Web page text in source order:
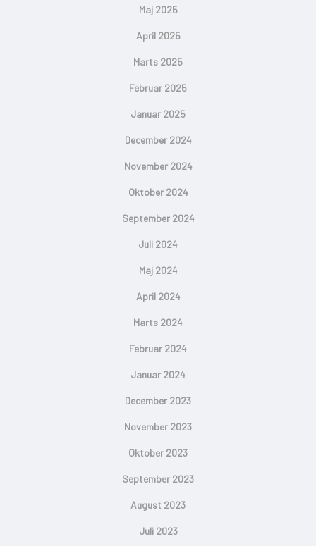
Maj 2025
April 2025
Marts 2025
Februar 2025
Januar 2025
December 2024
November 2024
Oktober 2024
September 2024
Juli 2024
Maj 2024
April 2024
Marts 2024
Februar 2024
Januar 2024
December 2023
November 2023
Oktober 2023
September 2023
August 2023
Juli 2023